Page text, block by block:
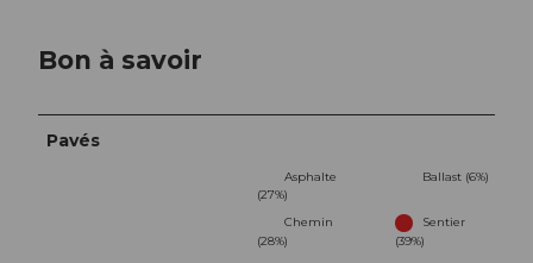
Bon à savoir
Pavés
Asphalte
(27%)
Ballast (6%)
Chemin
(28%)
Sentier
(39%)